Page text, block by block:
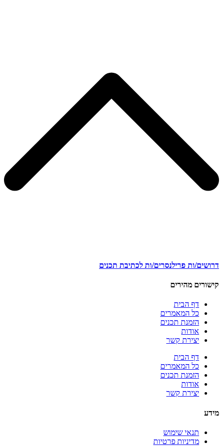
דרושים/ות פרילנסרים/ות לכתיבת תכנים
קישורים מהירים
דף הבית
כל המאמרים
הזמנת תכנים
אודות
יצירת קשר
דף הבית
כל המאמרים
הזמנת תכנים
אודות
יצירת קשר
מידע
תנאי שימוש
מדיניות פרטיות